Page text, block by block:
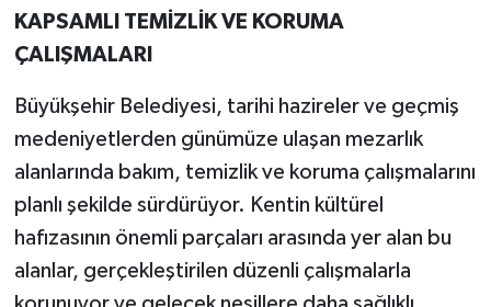
KAPSAMLI TEMİZLİK VE KORUMA
ÇALIŞMALARI
Büyükşehir Belediyesi, tarihi hazireler ve geçmiş
medeniyetlerden günümüze ulaşan mezarlık
alanlarında bakım, temizlik ve koruma çalışmalarını
planlı şekilde sürdürüyor. Kentin kültürel
hafızasının önemli parçaları arasında yer alan bu
alanlar, gerçekleştirilen düzenli çalışmalarla